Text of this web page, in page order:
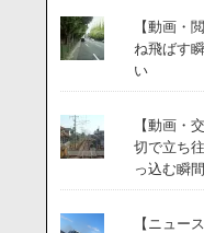
【動画・
ね飛ばす
い
【動画・
切で立ち
っ込む瞬
【ニュー